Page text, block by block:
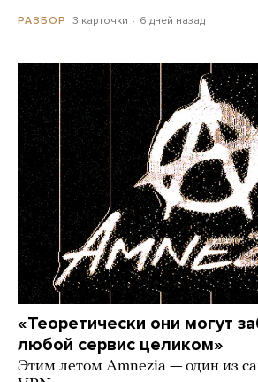
РАЗБОР 3 карточки 6 дней назад
«Теоретически они могут
любой сервис целиком»
Этим летом Amnezia — один из